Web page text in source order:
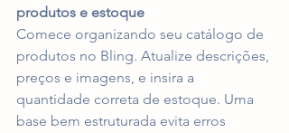
produtos e estoque
Comece organizando seu catálogo de
produtos no Bling. Atualize descrições,
preços e imagens, e insira a
quantidade correta de estoque. Uma
base bem estruturada evita erros